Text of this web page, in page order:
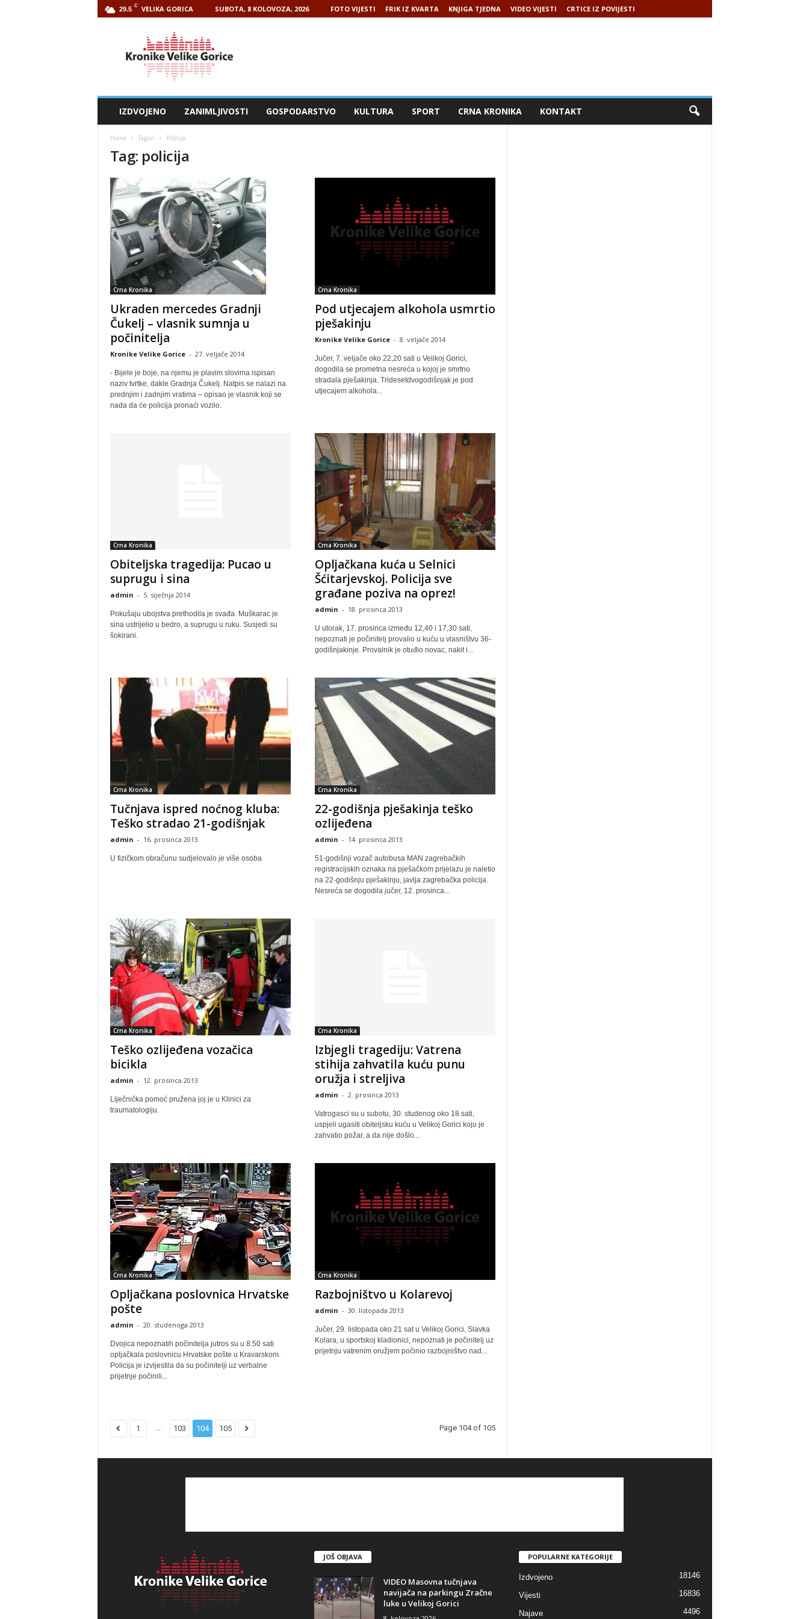
29.5 C VELIKA GORICA SUBOTA, 8 KOLOVOZA, 2026 FOTO VIJESTI FRIK IZ KVARTA KNJIGA TJEDNA VIDEO VIJESTI CRTICE IZ POVIJESTI
IZDVOJENO ZANIMLJIVOSTI GOSPODARSTVO KULTURA SPORT CRNA KRONIKA KONTAKT
Home Tagovi Policija
Tag: policija
Crna Kronika
Ukraden mercedes Gradnji
Čukelj – vlasnik sumnja u
počinitelja
Kronike Velike Gorice - 27. veljače 2014
- Bijele je boje, na njemu je plavim slovima ispisan
naziv tvrtke, dakle Gradnja Čukelj. Natpis se nalazi na
prednjim i zadnjim vratima – opisao je vlasnik koji se
nada da će policija pronaći vozilo.
Crna Kronika
Pod utjecajem alkohola usmrtio
pješakinju
Kronike Velike Gorice - 8. veljače 2014
Jučer, 7. veljače oko 22,20 sati u Velikoj Gorici,
dogodila se prometna nesreća u kojoj je smrtno
stradala pješakinja. Tridesetdvogodišnjak je pod
utjecajem alkohola...
Crna Kronika
Obiteljska tragedija: Pucao u
suprugu i sina
admin - 5. siječnja 2014
Pokušaju ubojstva prethodila je svađa. Muškarac je
sina ustrijelio u bedro, a suprugu u ruku. Susjedi su
šokirani.
Crna Kronika
Opljačkana kuća u Selnici
Šćitarjevskoj. Policija sve
građane poziva na oprez!
admin - 18. prosinca 2013
U utorak, 17. prosinca između 12,40 i 17,30 sati,
nepoznati je počinitelj provalio u kuću u vlasništvu 36-
godišnjakinje. Provalnik je otuđio novac, nakit i...
Crna Kronika
Tučnjava ispred noćnog kluba:
Teško stradao 21-godišnjak
admin - 16. prosinca 2013
U fizičkom obračunu sudjelovalo je više osoba
Crna Kronika
22-godišnja pješakinja teško
ozlijeđena
admin - 14. prosinca 2013
51-godišnji vozač autobusa MAN zagrebačkih
registracijskih oznaka na pješačkom prijelazu je naletio
na 22-godišnju pješakinju, javlja zagrebačka policija.
Nesreća se dogodila jučer, 12. prosinca...
Crna Kronika
Teško ozlijeđena vozačica
bicikla
admin - 12. prosinca 2013
Liječnička pomoć pružena joj je u Klinici za
traumatologiju.
Crna Kronika
Izbjegli tragediju: Vatrena
stihija zahvatila kuću punu
oružja i streljiva
admin - 2. prosinca 2013
Vatrogasci su u subotu, 30. studenog oko 18 sati,
uspjeli ugasiti obiteljsku kuću u Velikoj Gorici koju je
zahvatio požar, a da nije došlo...
Crna Kronika
Opljačkana poslovnica Hrvatske
pošte
admin - 20. studenoga 2013
Dvojica nepoznatih počinitelja jutros su u 8.50 sati
opljačkala poslovnicu Hrvatske pošte u Kravarskom.
Policija je izvijestila da su počinitelji uz verbalne
prijetnje počinili...
Crna Kronika
Razbojništvo u Kolarevoj
admin - 30. listopada 2013
Jučer, 29. listopada oko 21 sat u Velikoj Gorici, Slavka
Kolara, u sportskoj kladionici, nepoznati je počinitelj uz
prijetnju vatrenim oružjem počinio razbojništvo nad...
1 ... 103 104 105 Page 104 of 105
JOŠ OBJAVA
VIDEO Masovna tučnjava
navijača na parkingu Zračne
luke u Velikoj Gorici
POPULARNE KATEGORIJE
Izdvojeno 18146
Vijesti 16836
Najave 4496